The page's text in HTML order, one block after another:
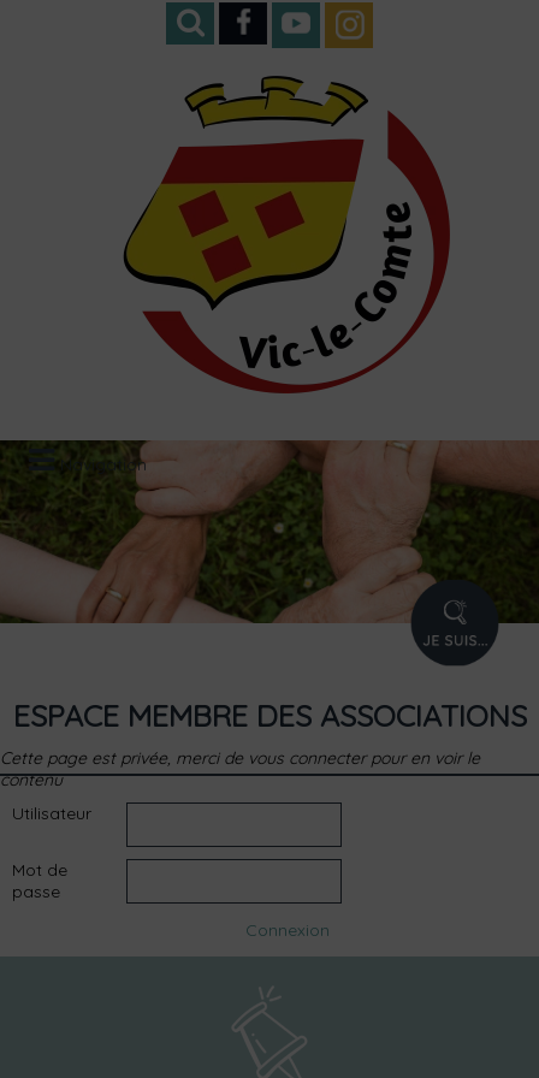
Navigation
PROFIL
ESPACE MEMBRE DES ASSOCIATIONS